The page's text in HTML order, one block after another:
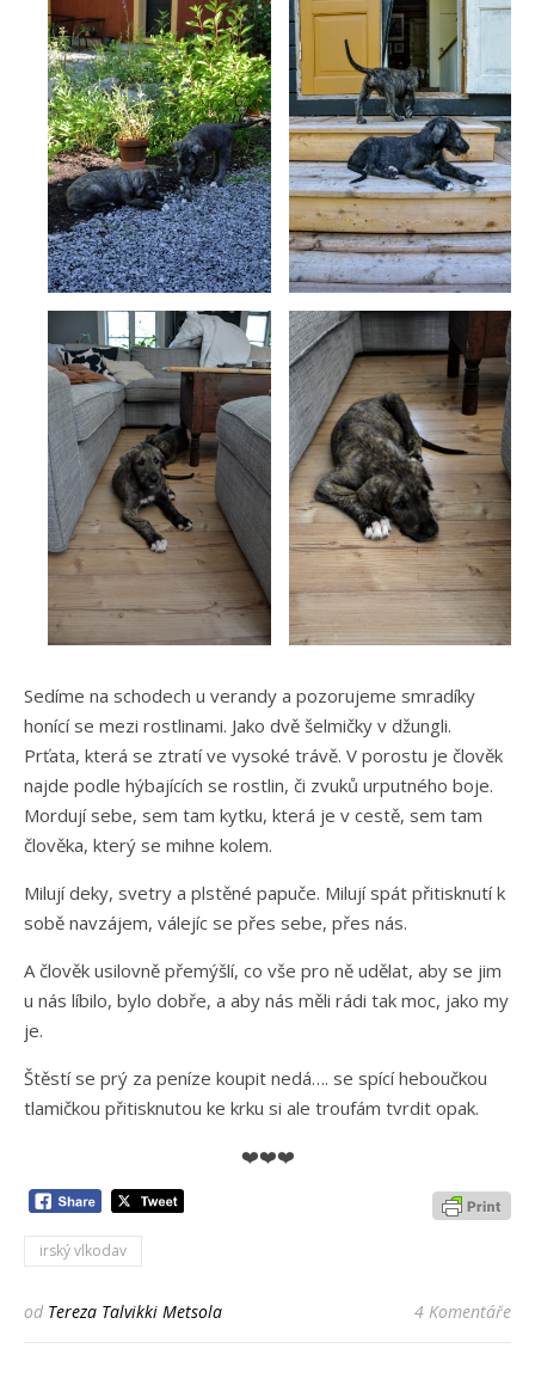
Sedíme na schodech u verandy a pozorujeme smradíky
honící se mezi rostlinami. Jako dvě šelmičky v džungli.
Prťata, která se ztratí ve vysoké trávě. V porostu je člověk
najde podle hýbajících se rostlin, či zvuků urputného boje.
Mordují sebe, sem tam kytku, která je v cestě, sem tam
člověka, který se mihne kolem.
Milují deky, svetry a plstěné papuče. Milují spát přitisknutí k
sobě navzájem, válejíc se přes sebe, přes nás.
A člověk usilovně přemýšlí, co vše pro ně udělat, aby se jim
u nás líbilo, bylo dobře, a aby nás měli rádi tak moc, jako my
je.
Štěstí se prý za peníze koupit nedá…. se spící heboučkou
tlamičkou přitisknutou ke krku si ale troufám tvrdit opak.
❤️❤️❤️
irský vlkodav
od Tereza Talvikki Metsola 4 Komentáře